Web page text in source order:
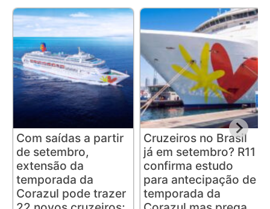
Com saídas a partir
de setembro,
extensão da
temporada da
Corazul pode trazer
Cruzeiros no Brasil
já em setembro? R11
confirma estudo
para antecipação de
temporada da